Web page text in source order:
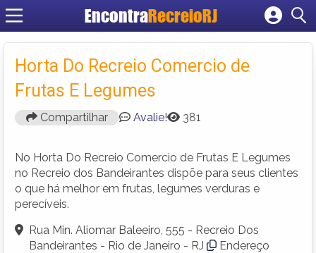
EncontraRecreioRJ
Cadastrar empresa
Criar conta
Horta Do Recreio Comercio de
Frutas E Legumes
Compartilhar Avalie! 381
No Horta Do Recreio Comercio de Frutas E Legumes
no Recreio dos Bandeirantes dispõe para seus clientes
o que há melhor em frutas, legumes verduras e
perecíveis.
Rua Min. Aliomar Baleeiro, 555 - Recreio Dos
Bandeirantes - Rio de Janeiro - RJ
Endereço